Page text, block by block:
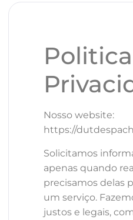
Nosso website:
https://
Solicitamos
apenas quando
precisamos delas
um serviço.
justos e legais,